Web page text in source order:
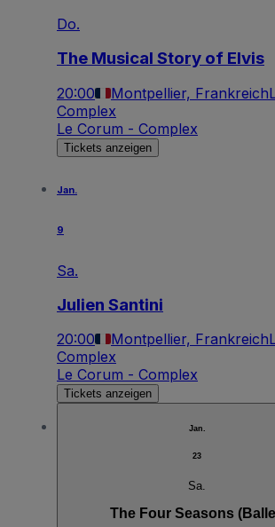
Do.
The Musical Story of Elvis
20:00 Montpellier, Frankreich
Complex
Le Corum - Complex
Tickets anzeigen
Jan.
9
Sa.
Julien Santini
20:00 Montpellier, Frankreich
Complex
Le Corum - Complex
Tickets anzeigen
Jan.
23
Sa.
The Four Seasons